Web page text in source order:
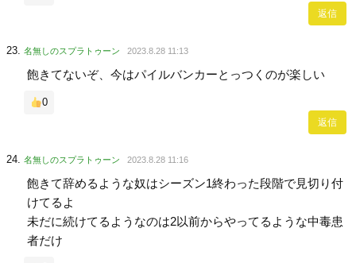
返信
名無しのスプラトゥーン 2023.8.28 11:13
飽きてないぞ、今はパイルバンカーとっつくのが楽しい
0
返信
名無しのスプラトゥーン 2023.8.28 11:16
飽きて辞めるような奴はシーズン1終わった段階で見切り付
けてるよ
未だに続けてるようなのは2以前からやってるような中毒患
者だけ